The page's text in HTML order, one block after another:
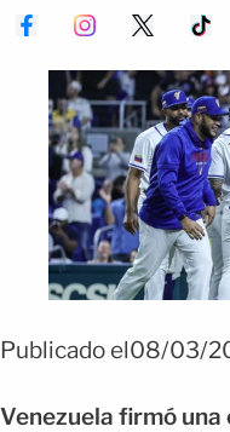
Publicado el08/03/
Venezuela firmó